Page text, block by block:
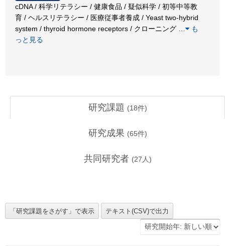
cDNA / 科学リテラシー / 健康食品 / 疑似科学 / 初等中等教
育 / ヘルスリテラシー / 医療従事者養成 / Yeast two-hybrid
system / thyroid hormone receptors / クローニング
も
っと見る
研究課題 (18件)
研究成果 (65件)
共同研究者 (27 人)